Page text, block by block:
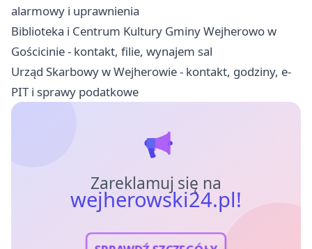
alarmowy i uprawnienia
Biblioteka i Centrum Kultury Gminy Wejherowo w
Gościcinie - kontakt, filie, wynajem sal
Urząd Skarbowy w Wejherowie - kontakt, godziny, e-
PIT i sprawy podatkowe
Zareklamuj się na
wejherowski24.pl!